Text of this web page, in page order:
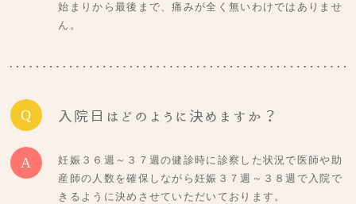
始まりから最後まで、痛みが全く無いわけではありませ
ん。
Q 入院日はどのように決めますか？
A
妊娠３６週～３７週の健診時に診察した状況で医師や助
産師の人数を確保しながら妊娠３７週～３８週で入院で
きるように決めさせていただいております。